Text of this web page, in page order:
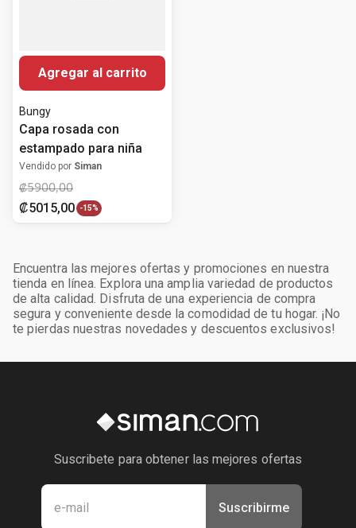
Agregar al carrito
Bungy
Capa rosada con
estampado para niña
Vendido por Siman
₡5900,00
₡5015,00 -15%
Encuentra las mejores ofertas y promociones en nuestra
tienda en línea. Explora una amplia variedad de productos
de alta calidad. Disfruta de una experiencia de compra
segura y conveniente desde la comodidad de tu hogar. ¡No
te pierdas nuestras novedades y descuentos exclusivos!
Suscribete para obtener las mejores ofertas
Suscribirme